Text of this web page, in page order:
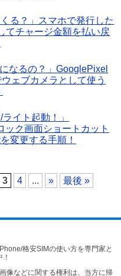
くる？」スマホで発行した
てチャージ金額を払い戻
なるの？」GooglePixel
ェブカメラとして使う
ライト起動！」
ック画面ショートカット
変更する手順！
3 4 ... » 最後 »
格安SIMの使い方を専門家と
像などに関する権利は、当方に帰